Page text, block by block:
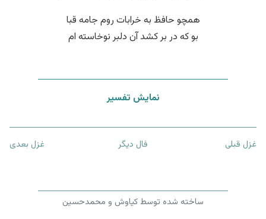
همچو حافظ به خرابات روم جامه قبا
بو که در بر کشد آن دلبر نوخاسته ام
نمایش تفسیر
غزل قبلی فال دیگر غزل بعدی
ساخته شده توسط کیاوش و محمدحسین